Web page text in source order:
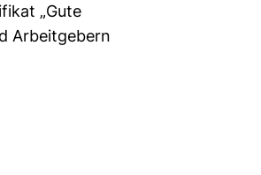
„Gute
Arbeitgebern